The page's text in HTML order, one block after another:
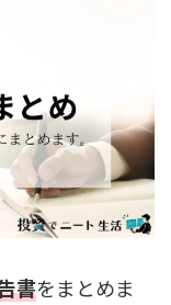
書をまとめま